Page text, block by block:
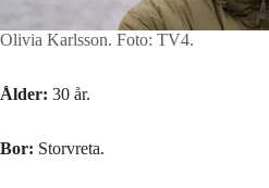
Olivia Karlsson. Foto: TV4.
Ålder: 30 år.
Bor: Storvreta.